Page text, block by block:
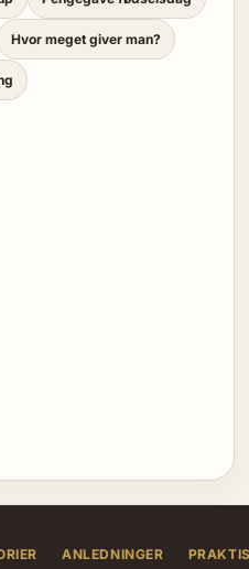
Hvor meget giver man?
ANLEDNINGER